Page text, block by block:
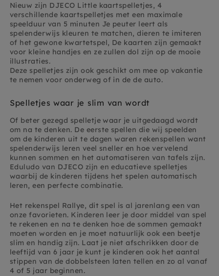
Nieuw zijn DJECO Little kaartspelletjes, 4
verschillende kaartspelletjes met een maximale
speelduur van 5 minuten Je peuter leert als
spelenderwijs kleuren te matchen, dieren te imiteren
of het gewone kwartetspel, De kaarten zijn gemaakt
voor kleine handjes en ze zullen dol zijn op de mooie
illustraties.
Deze spelletjes zijn ook geschikt om mee op vakantie
te nemen voor onderweg of in de de auto.
Spelletjes waar je slim van wordt
Of beter gezegd spelletje waar je uitgedaagd wordt
om na te denken. De eerste spellen die wij speelden
om de kinderen uit te dagen waren rekenspellen want
spelenderwijs leren veel sneller en hoe vervelend
kunnen sommen en het automatiseren van tafels zijn.
Eduludo van DJECO zijn en educatieve spelletjes
waarbij de kinderen tijdens het spelen automatisch
leren, een perfecte combinatie.
Het rekenspel Rallye, dit spel is al jarenlang een van
onze favorieten. Kinderen leer je door middel van spel
te rekenen en na te denken hoe de sommen gemaakt
moeten worden en je moet natuurlijk ook een beetje
slim en handig zijn. Laat je niet afschrikken door de
leeftijd van 6 jaar je kunt je kinderen ook het aantal
stippen van de dobbelsteen laten tellen en zo al vanaf
4 of 5 jaar beginnen.